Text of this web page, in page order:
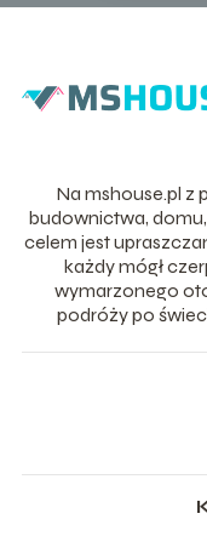
Na mshouse.pl z
budownictwa,
celem jest
każdy mógł
wymarzonego
podróży po